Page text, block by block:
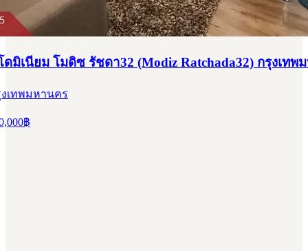
มิเนียม โมดิซ รัชดา32 (Modiz Ratchada32) กรุงเทพ
เทพมหานคร
฿